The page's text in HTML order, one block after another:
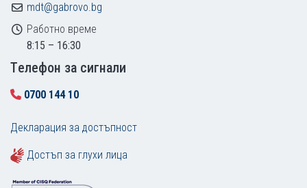
mdt@gabrovo.bg
Работно време
8:15 – 16:30
Tелефон за сигнали
0700 144 10
Декларация за достъпност
Достъп за глухи лица